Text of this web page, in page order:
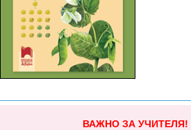
ВАЖНО ЗА УЧИТЕЛЯ!